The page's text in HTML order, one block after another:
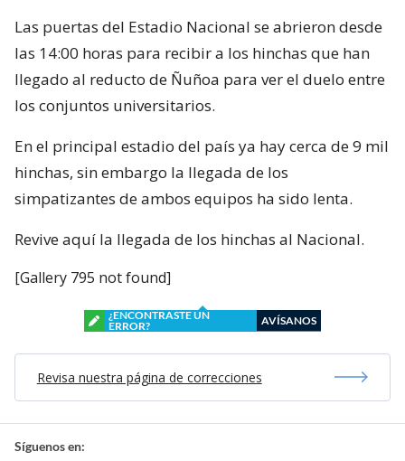
Las puertas del Estadio Nacional se abrieron desde
las 14:00 horas para recibir a los hinchas que han
llegado al reducto de Ñuñoa para ver el duelo entre
los conjuntos universitarios.
En el principal estadio del país ya hay cerca de 9 mil
hinchas, sin embargo la llegada de los
simpatizantes de ambos equipos ha sido lenta.
Revive aquí la llegada de los hinchas al Nacional.
[Gallery 795 not found]
¿ENCONTRASTE UN
ERROR?
AVÍSANOS
Revisa nuestra página de correcciones
Síguenos en: